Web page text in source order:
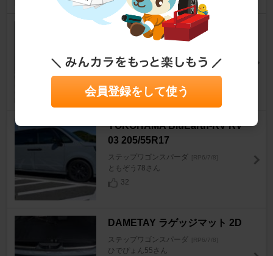
Cartist ドアプロテクター
ひでぴょん55さん
YOKOHAMA BluEarth-RV RV
03 205/55R17
ステップワゴンスパーダ [RP6/7/8]
ともぞう78さん
32
DAMETAY ラゲッジマット 2D
ステップワゴンスパーダ [RP6/7/8]
ひでぴょん55さん
会員登録をして使う